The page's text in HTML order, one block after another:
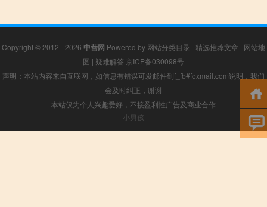
Copyright © 2012 - 2026 中营网 Powered by 网站分类目录 | 精选推荐文章 | 网站地
图 | 疑难解答 京ICP备030098号
声明：本站内容来自互联网，如信息有错误可发邮件到f_fb#foxmail.com说明，我们
会及时纠正，谢谢
本站仅为个人兴趣爱好，不接盈利性广告及商业合作
小男孩